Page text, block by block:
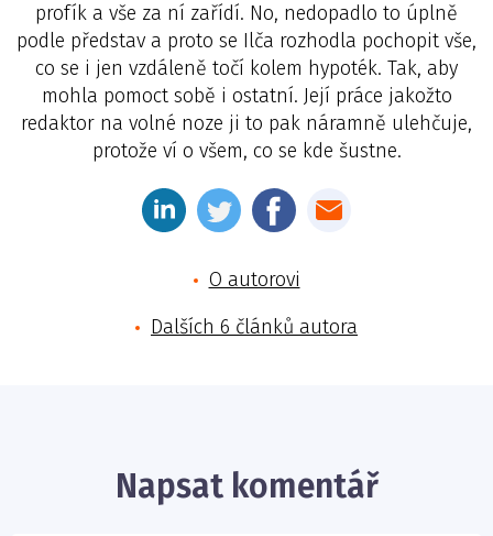
profík a vše za ní zařídí. No, nedopadlo to úplně
podle představ a proto se Ilča rozhodla pochopit vše,
co se i jen vzdáleně točí kolem hypoték. Tak, aby
mohla pomoct sobě i ostatní. Její práce jakožto
redaktor na volné noze ji to pak náramně ulehčuje,
protože ví o všem, co se kde šustne.
O autorovi
Dalších 6 článků autora
Napsat komentář